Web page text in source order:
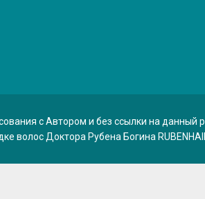
с Автором и без ссылки на данный
волос Доктора Рубена Богина